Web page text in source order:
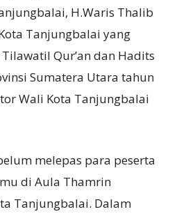
H.Waris Thalib
Tanjungbalai yang
Qur’an dan Hadits
Sumatera Utara tahun
Wali Kota Tanjungbalai
melepas para peserta
di Aula Thamrin
Tanjungbalai. Dalam